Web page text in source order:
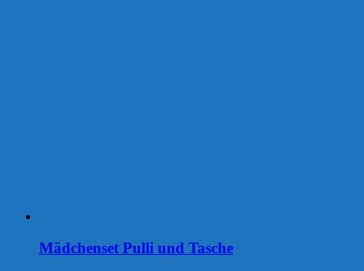
Mädchenset Pulli und Tasche